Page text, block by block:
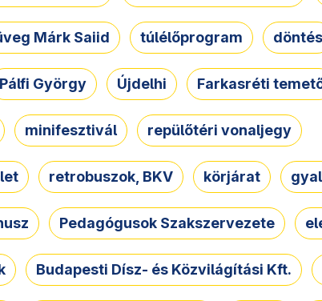
Márk Saiid túlélőprogram döntés
Pálfi György Újdelhi Farkasréti
minifesztivál repülőtéri vonaljegy
retrobuszok, BKV körjárat
Pedagógusok Szakszervezete
Budapesti Dísz- és Közvilágítási Kft.